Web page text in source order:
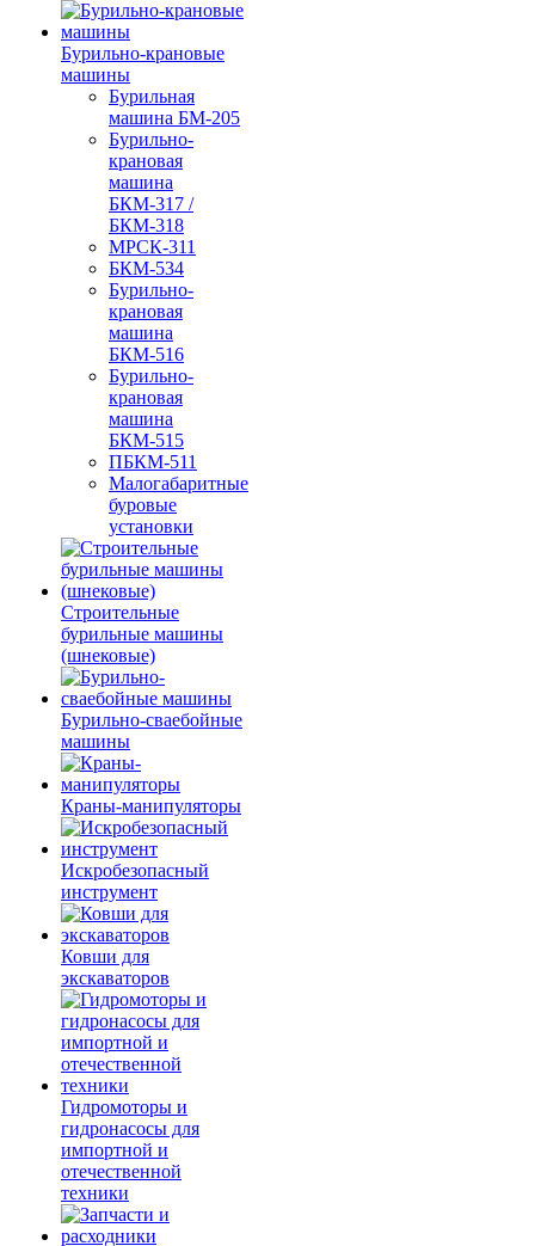
Бурильно-крановые
машины
Бурильная
машина БМ-205
Бурильно-
крановая
машина
БКМ-317 /
БКМ-318
МРСК-311
БКМ-534
Бурильно-
крановая
машина
БКМ-516
Бурильно-
крановая
машина
БКМ-515
ПБКМ-511
Малогабаритные
буровые
установки
Строительные
бурильные машины
(шнековые)
Бурильно-сваебойные
машины
Краны-манипуляторы
Искробезопасный
инструмент
Ковши для
экскаваторов
Гидромоторы и
гидронасосы для
импортной и
отечественной
техники